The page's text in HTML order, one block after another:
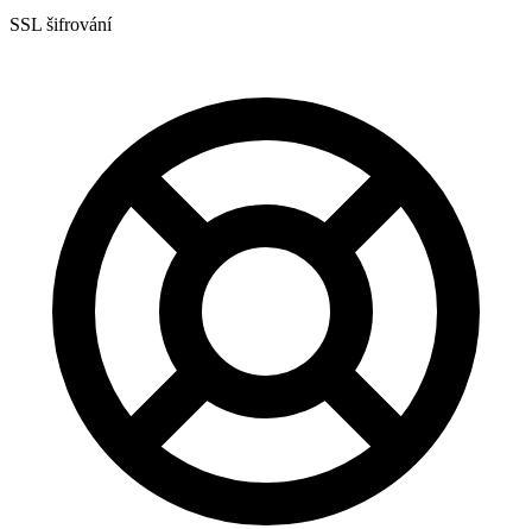
SSL šifrování